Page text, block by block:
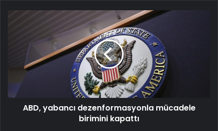
dezenformasyonla
mücadele
kapattı
ABD, yabancı dezenformasyonla mücadele
birimini kapattı